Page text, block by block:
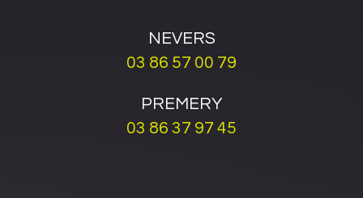
NEVERS
03 86 57 00 79
PREMERY
03 86 37 97 45